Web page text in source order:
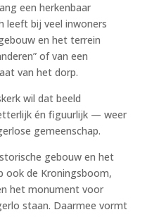
een herkenbaar
leeft bij veel inwoners
en het terrein
of van een
van het dorp.
wil dat beeld
én figuurlijk — weer
gemeenschap.
gebouw en het
ook de Kroningsboom,
het monument voor
staan. Daarmee vormt